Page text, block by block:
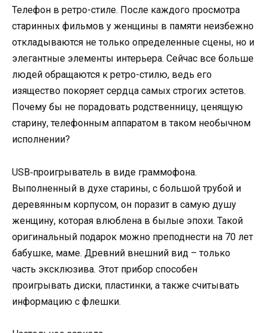
Телефон в ретро-стиле. После каждого просмотра
старинных фильмов у женщины в памяти неизбежно
откладываются не только определенные сцены, но и
элегантные элементы интерьера. Сейчас все больше
людей обращаются к ретро-стилю, ведь его
изящество покоряет сердца самых строгих эстетов.
Почему бы не порадовать родственницу, ценящую
старину, телефонным аппаратом в таком необычном
исполнении?
USB‑проигрыватель в виде граммофона.
Выполненный в духе старины, с большой трубой и
деревянным корпусом, он поразит в самую душу
женщину, которая влюблена в былые эпохи. Такой
оригинальный подарок можно преподнести на 70 лет
бабушке, маме. Древний внешний вид – только
часть эксклюзива. Этот прибор способен
проигрывать диски, пластинки, а также считывать
информацию с флешки.